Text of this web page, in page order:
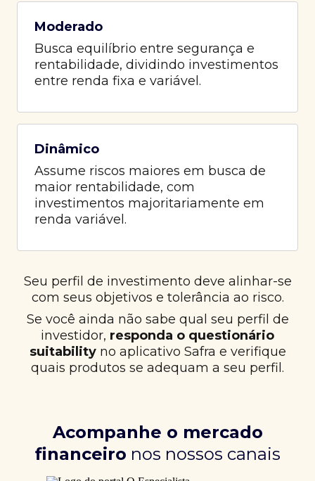
Moderado
Busca equilíbrio entre segurança e
rentabilidade, dividindo investimentos
entre renda fixa e variável.
Dinâmico
Assume riscos maiores em busca de
maior rentabilidade, com
investimentos majoritariamente em
renda variável.
Seu perfil de investimento deve alinhar-se
com seus objetivos e tolerância ao risco.
Se você ainda não sabe qual seu perfil de
investidor, responda o questionário
suitabilityno aplicativo Safra e verifique
quais produtos se adequam a seu perfil.
Acompanhe o mercado
financeiro nos nossos canais